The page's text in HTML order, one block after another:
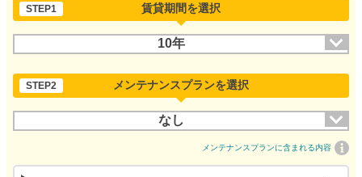
STEP1 賃貸期間を選択
10年
STEP2 メンテナンスプランを選択
なし
メンテナンスプランに含まれる内容